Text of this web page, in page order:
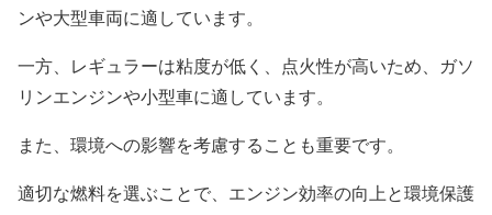
ンや大型車両に適しています。
一方、レギュラーは粘度が低く、点火性が高いため、ガソ
リンエンジンや小型車に適しています。
また、環境への影響を考慮することも重要です。
適切な燃料を選ぶことで、エンジン効率の向上と環境保護